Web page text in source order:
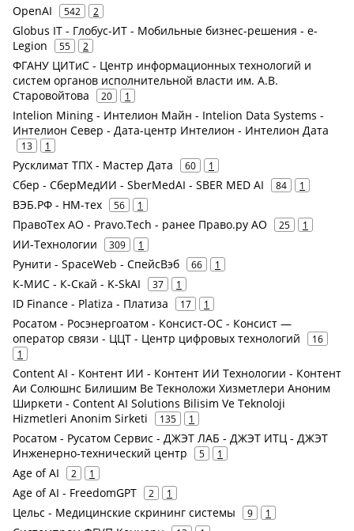
OpenAI 542 2
Globus IT - Глобус-ИТ - Мобильные бизнес-решения - e-
Legion
55 2
ФГАНУ ЦИТиС - Центр информационных технологий и
систем органов исполнительной власти им. А.В.
Старовойтова
20 1
Intelion Mining - Интелион Майн - Intelion Data Systems -
Интелион Север - Дата-центр Интелион - Интелион Дата
13 1
Русклимат ТПХ - Мастер Дата 60 1
Сбер - СберМедИИ - SberMedAI - SBER MED AI 84 1
ВЭБ.РФ - НМ-тех 56 1
ПравоТех АО - Pravo.Tech - ранее Право.ру АО 25 1
ИИ-Технологии 309 1
Рунити - SpaceWeb - СпейсВэб 66 1
К-МИС - К-Скай - K-SkAI 37 1
ID Finance - Platiza - Платиза 17 1
Росатом - Росэнергоатом - Консист-ОС - Консист —
оператор связи - ЦЦТ - Центр цифровых технологий
16
1
Content AI - Контент ИИ - Контент ИИ Технологии - Контент
Аи Солюшнс Билишим Ве Текноложи Хизметлери Аноним
Ширкети - Content AI Solutions Bilisim Ve Teknoloji
Hizmetleri Anonim Sirketi
135 1
Росатом - Русатом Сервис - ДЖЭТ ЛАБ - ДЖЭТ ИТЦ - ДЖЭТ
Инженерно-технический центр
5 1
Age of AI 2 1
Age of AI - FreedomGPT 2 1
Цельс - Медицинские скрининг системы 9 1